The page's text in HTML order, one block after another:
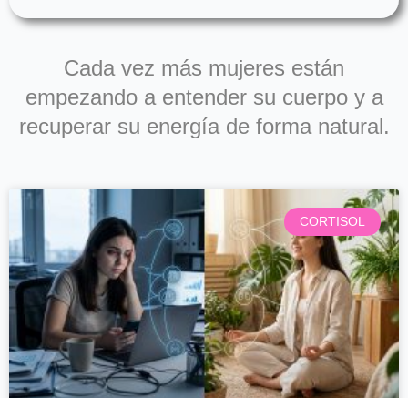
Cada vez más mujeres están
empezando a entender su cuerpo y a
recuperar su energía de forma natural.
CORTISOL
PáginaPágina
Página